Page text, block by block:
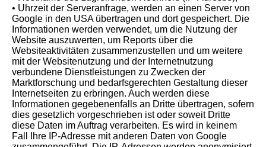
• Uhrzeit der Serveranfrage, werden an einen Server von
Google in den USA übertragen und dort gespeichert. Die
Informationen werden verwendet, um die Nutzung der
Website auszuwerten, um Reports über die
Websiteaktivitäten zusammenzustellen und um weitere
mit der Websitenutzung und der Internetnutzung
verbundene Dienstleistungen zu Zwecken der
Marktforschung und bedarfsgerechten Gestaltung dieser
Internetseiten zu erbringen. Auch werden diese
Informationen gegebenenfalls an Dritte übertragen, sofern
dies gesetzlich vorgeschrieben ist oder soweit Dritte
diese Daten im Auftrag verarbeiten. Es wird in keinem
Fall Ihre IP-Adresse mit anderen Daten von Google